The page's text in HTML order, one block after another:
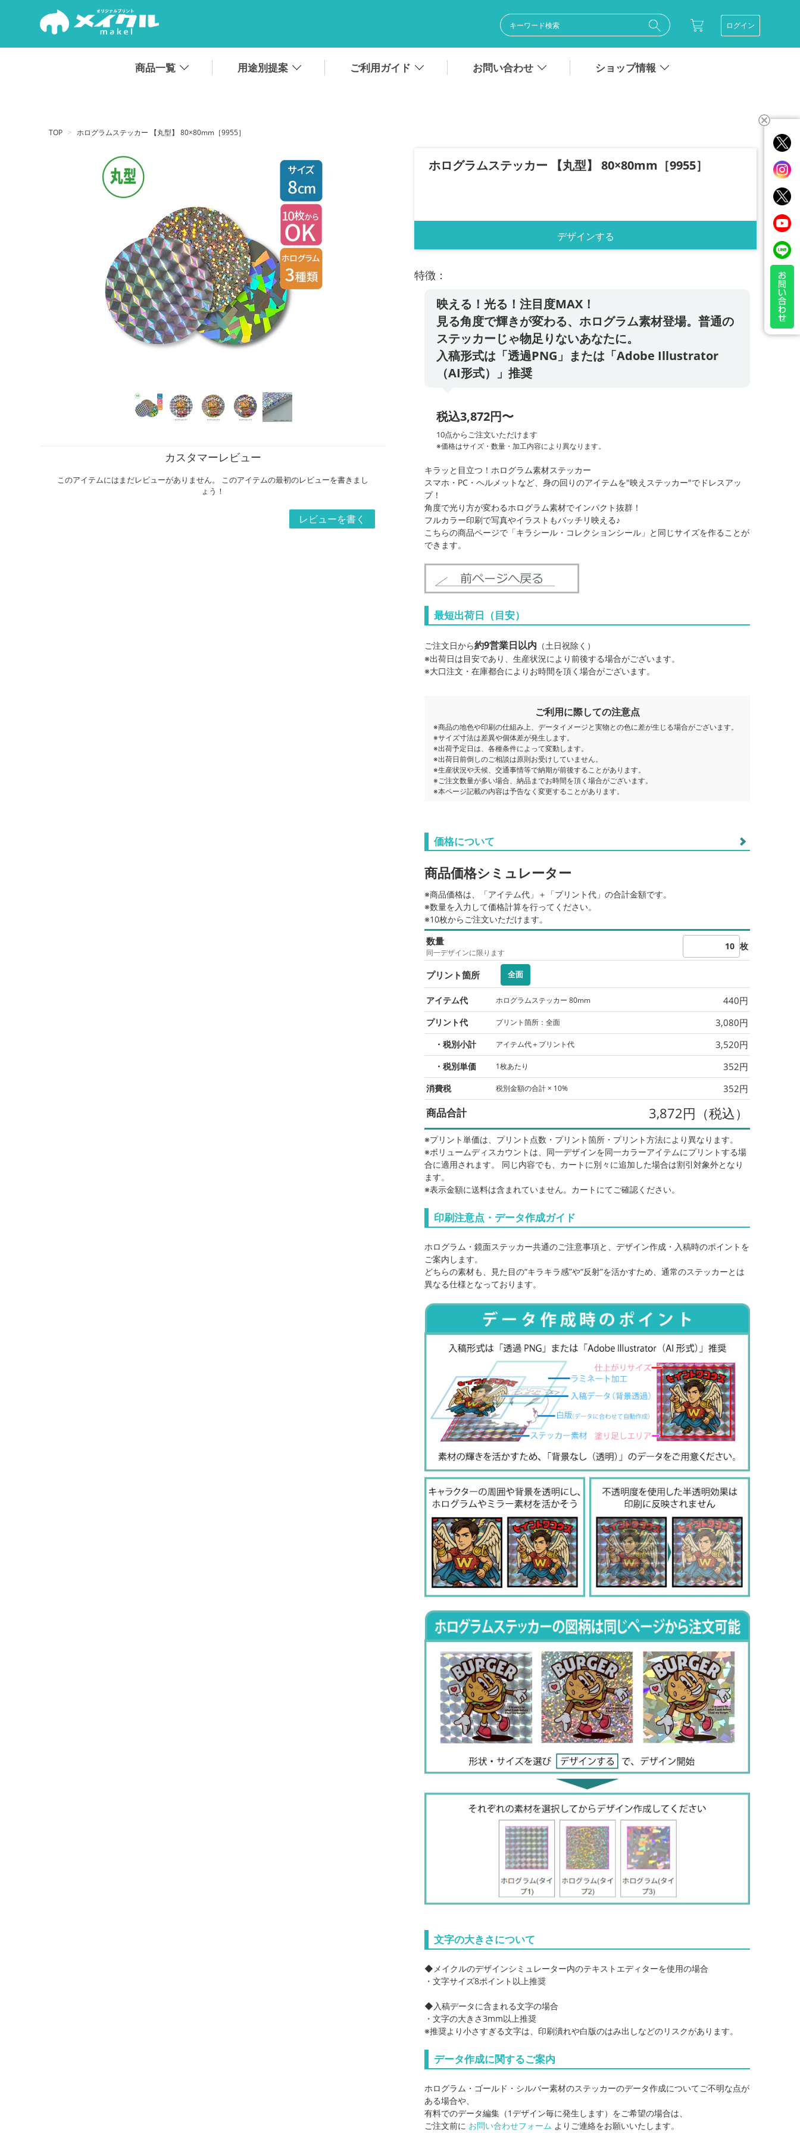
ログイン
商品一覧 用途別提案 ご利用ガイド お問い合わせ ショップ情報
TOP ホログラムステッカー 【丸型】 80×80mm［9955］
ホログラムステッカー 【丸型】 80×80mm［9955］
デザインする
特徴：
映える！光る！注目度MAX！
見る角度で輝きが変わる、ホログラム素材登場。普通の
ステッカーじゃ物足りないあなたに。
入稿形式は「透過PNG」または「Adobe Illustrator
（AI形式）」推奨
税込3,872円〜
10点からご注文いただけます
※価格はサイズ・数量・加工内容により異なります。
キラッと目立つ！ホログラム素材ステッカー
スマホ・PC・ヘルメットなど、身の回りのアイテムを"映えステッカー"でドレスアッ
プ！
角度で光り方が変わるホログラム素材でインパクト抜群！
フルカラー印刷で写真やイラストもバッチリ映える♪
こちらの商品ページで「キラシール・コレクションシール」と同じサイズを作ることが
できます。
最短出荷日（目安）
ご注文日から約9営業日以内 （土日祝除く）
※出荷日は目安であり、生産状況により前後する場合がございます。
※大口注文・在庫都合によりお時間を頂く場合がございます。
ご利用に際しての注意点
※商品の地色や印刷の仕組み上、データイメージと実物との色に差が生じる場合がございます。
※サイズ寸法は差異や個体差が発生します。
※出荷予定日は、各種条件によって変動します。
※出荷日前倒しのご相談は原則お受けしていません。
※生産状況や天候、交通事情等で納期が前後することがあります。
※ご注文数量が多い場合、納品までお時間を頂く場合がございます。
※本ページ記載の内容は予告なく変更することがあります。
価格について
商品価格シミュレーター
※商品価格は、「アイテム代」＋「プリント代」の合計金額です。
※数量を入力して価格計算を行ってください。
※10枚からご注文いただけます。
数量
同一デザインに限ります
枚
プリント箇所 全面
アイテム代 ホログラムステッカー 80mm 440円
プリント代 プリント箇所：全面 3,080円
・税別小計 アイテム代＋プリント代 3,520円
・税別単価 1枚あたり 352円
消費税 税別金額の合計 × 10% 352円
商品合計 3,872円（税込）
※プリント単価は、プリント点数・プリント箇所・プリント方法により異なります。
※ボリュームディスカウントは、同一デザインを同一カラーアイテムにプリントする場
合に適用されます。 同じ内容でも、カートに別々に追加した場合は割引対象外となり
ます。
※表示金額に送料は含まれていません。カートにてご確認ください。
10 48 339 387 3,872
20
30 48
40 48 199 247 9,900
50 48 190 238 11,935
100 48 21,890
150 48 163 31,680
200 48 41,360
300 48 154 202 60,720
500 48 146 194 97,350
1000 48 134 182 182,600
印刷注意点・データ作成ガイド
ホログラム・鏡面ステッカー共通のご注意事項と、デザイン作成・入稿時のポイントを
ご案内します。
どちらの素材も、見た目の“キラキラ感”や“反射”を活かすため、通常のステッカーとは
異なる仕様となっております。
文字の大きさについて
◆メイクルのデザインシミュレーター内のテキストエディターを使用の場合
・文字サイズ8ポイント以上推奨
◆入稿データに含まれる文字の場合
・文字の大きさ3mm以上推奨
※推奨より小さすぎる文字は、印刷潰れや白版のはみ出しなどのリスクがあります。
データ作成に関するご案内
ホログラム・ゴールド・シルバー素材のステッカーのデータ作成についてご不明な点が
ある場合や、
有料でのデータ編集（1デザイン毎に発生します）をご希望の場合は、
ご注文前に お問い合わせフォーム よりご連絡をお願いいたします。
カスタマーレビュー
このアイテムにはまだレビューがありません。 このアイテムの最初のレビューを書きまし
ょう！
レビューを書く